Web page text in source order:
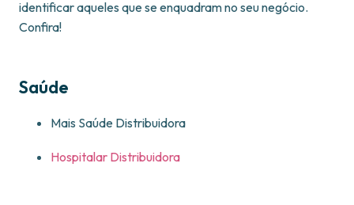
identificar aqueles que se enquadram no seu negócio.
Confira!
Saúde
Mais Saúde Distribuidora
Hospitalar Distribuidora